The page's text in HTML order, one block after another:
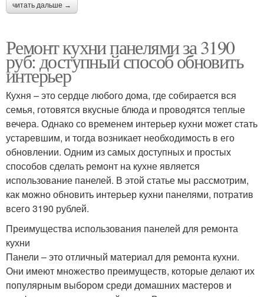
читать дальше →
Ремонт кухни панелями за 3190
руб: доступный способ обновить
интерьер
Кухня – это сердце любого дома, где собирается вся
семья, готовятся вкусные блюда и проводятся теплые
вечера. Однако со временем интерьер кухни может стать
устаревшим, и тогда возникает необходимость в его
обновлении. Одним из самых доступных и простых
способов сделать ремонт на кухне является
использование панелей. В этой статье мы рассмотрим,
как можно обновить интерьер кухни панелями, потратив
всего 3190 рублей.
Преимущества использования панелей для ремонта
кухни
Панели – это отличный материал для ремонта кухни.
Они имеют множество преимуществ, которые делают их
популярным выбором среди домашних мастеров и